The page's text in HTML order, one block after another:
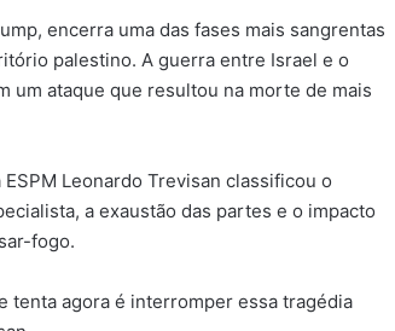
encerra uma das fases mais sangrentas
palestino. A guerra entre Israel e o
um ataque que resultou na morte de mais
Leonardo Trevisan classificou o
a exaustão das partes e o impacto
fogo.
tenta agora é interromper essa tragédia